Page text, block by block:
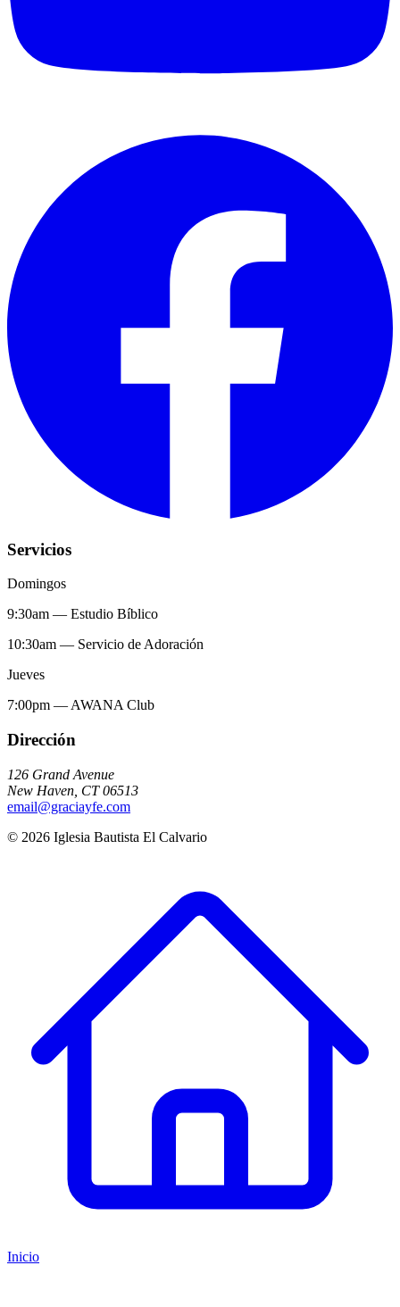
Servicios
Domingos
9:30am — Estudio Bíblico
10:30am — Servicio de Adoración
Jueves
7:00pm — AWANA Club
Dirección
126 Grand Avenue
New Haven CT 06513
email@graciayfe.com
© 2026 Iglesia Bautista El Calvario
Inicio